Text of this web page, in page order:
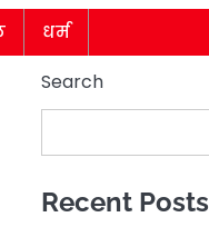
धर्म
Search
Recent Posts